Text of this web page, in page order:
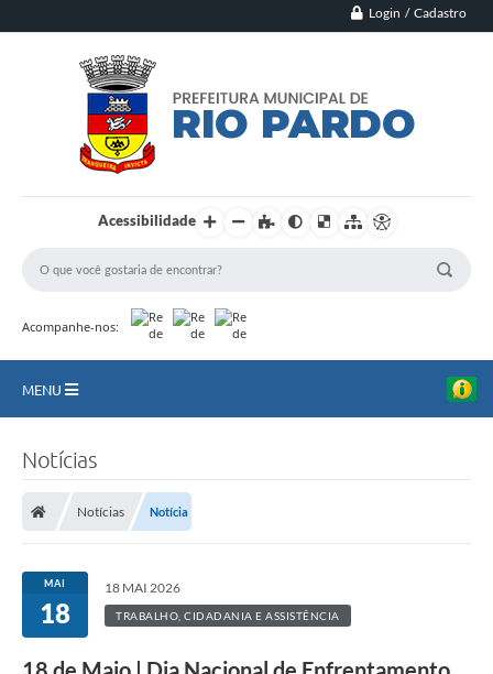
Login / Cadastro
Acessibilidade
Acompanhe-nos:
MENU
ACESSO À INFORMAÇÃO
Publicações Oficiais
Turismo
Notícias
Notícias Notícia
MAI
18
18 MAI 2026
TRABALHO, CIDADANIA E ASSISTÊNCIA